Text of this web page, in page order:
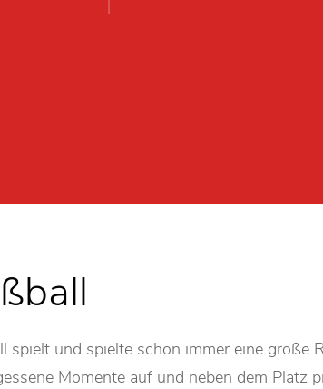
spielt und spielte schon immer eine große
Momente auf und neben dem Platz